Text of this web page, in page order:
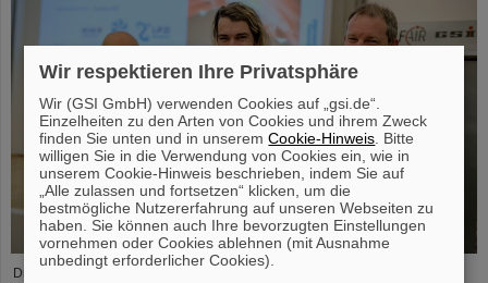
Dr. Guy Leckenby ist für seine herausragende Promotionsarbeit zur
Wir respektieren Ihre Privatsphäre
Wir (GSI GmbH) verwenden Cookies auf „gsi.de“.
Einzelheiten zu den Arten von Cookies und ihrem Zweck
finden Sie unten und in unseremCookie-Hinweis . Bitte
willigen Sie in die Verwendung von Cookies ein, wie in
unserem Cookie-Hinweis beschrieben, indem Sie auf
„Alle zulassen und fortsetzen“ klicken, um die
bestmögliche Nutzererfahrung auf unseren Webseiten zu
haben. Sie können auch Ihre bevorzugten Einstellungen
vornehmen oder Cookies ablehnen (mit Ausnahme
unbedingt erforderlicher Cookies).